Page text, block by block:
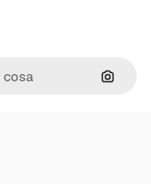
Cerca